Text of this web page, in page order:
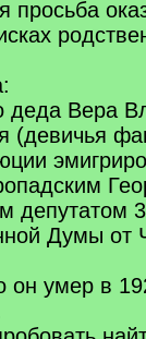
просьба
деда Вера
(девичья
депутатом
Думы от
он умер в